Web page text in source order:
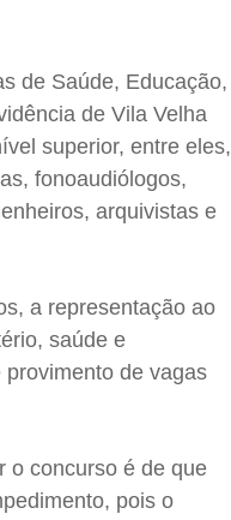
de Saúde, Educação,
de Vila Velha
superior, entre eles,
fonoaudiólogos,
arquivistas e
a representação ao
saúde e
de vagas
o concurso é de que
pois o